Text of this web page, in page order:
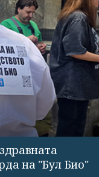
на "Бул Био"